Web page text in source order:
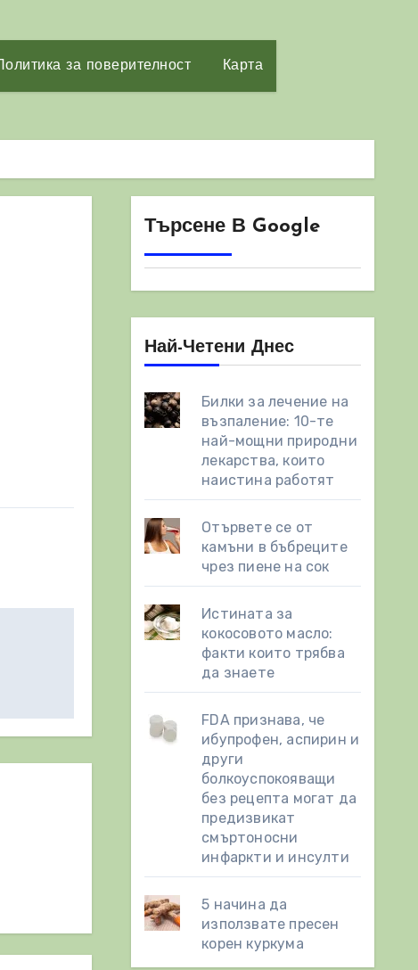
Политика за поверителност Карта
Търсене В Google
Най-Четени Днес
Билки за лечение на
възпаление: 10-те
най-мощни природни
лекарства, които
наистина работят
Отървете се от
камъни в бъбреците
чрез пиене на сок
Истината за
кокосовото масло:
факти които трябва
да знаете
FDA признава, че
ибупрофен, аспирин и
други
болкоуспокояващи
без рецепта могат да
предизвикат
смъртоносни
инфаркти и инсулти
5 начина да
използвате пресен
корен куркума